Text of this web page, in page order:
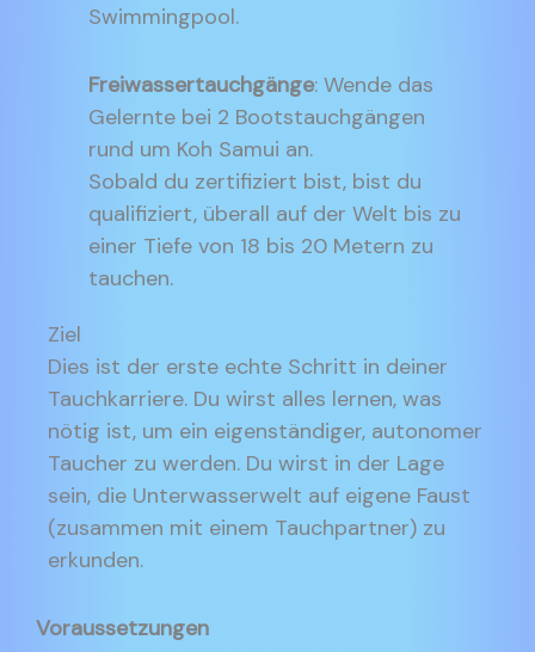
Swimmingpool.
Freiwassertauchgänge: Wende das
Gelernte bei 2 Bootstauchgängen
rund um Koh Samui an.
Sobald du zertifiziert bist, bist du
qualifiziert, überall auf der Welt bis zu
einer Tiefe von 18 bis 20 Metern zu
tauchen.
Ziel
Dies ist der erste echte Schritt in deiner
Tauchkarriere. Du wirst alles lernen, was
nötig ist, um ein eigenständiger, autonomer
Taucher zu werden. Du wirst in der Lage
sein, die Unterwasserwelt auf eigene Faust
(zusammen mit einem Tauchpartner) zu
erkunden.
Voraussetzungen